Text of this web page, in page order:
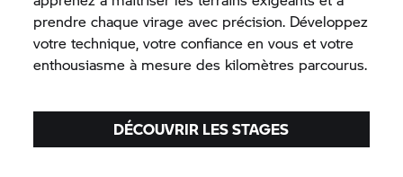
prendre chaque virage avec précision. Développez
votre technique, votre confiance en vous et votre
enthousiasme à mesure des kilomètres parcourus.
DÉCOUVRIR LES STAGES